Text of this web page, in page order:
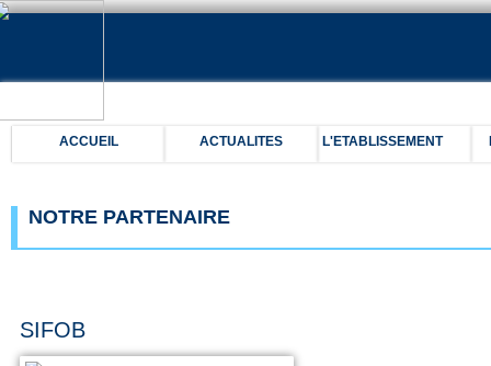
ACCUEIL ACTUALITES L'ETABLISSEMENT
NOTRE PARTENAIRE
SIFOB